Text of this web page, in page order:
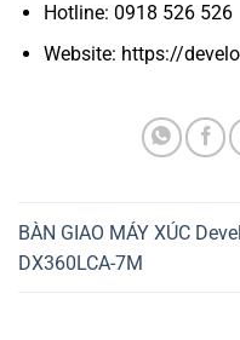
Hotline: 0918 526 526
Website: https://
BÀN GIAO MÁY XÚC
DX360LCA-7M